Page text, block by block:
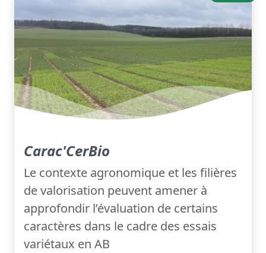
Carac'CerBio
Le contexte agronomique et les filières
de valorisation peuvent amener à
approfondir l’évaluation de certains
caractères dans le cadre des essais
variétaux en AB